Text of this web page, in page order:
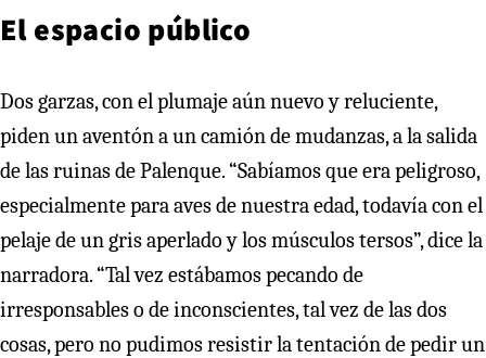
El espacio público
Dos garzas, con el plumaje aún nuevo y reluciente,
piden un aventón a un camión de mudanzas, a la salida
de las ruinas de Palenque. “Sabíamos que era peligroso,
especialmente para aves de nuestra edad, todavía con el
pelaje de un gris aperlado y los músculos tersos”, dice la
narradora. “Tal vez estábamos pecando de
irresponsables o de inconscientes, tal vez de las dos
cosas, pero no pudimos resistir la tentación de pedir un